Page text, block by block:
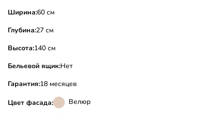
Ширина:60 см
Глубина:27 см
Высота:140 см
Бельевой ящик:Нет
Гарантия:18 месяцев
Цвет фасада: Велюр